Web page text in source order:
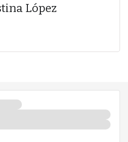
López